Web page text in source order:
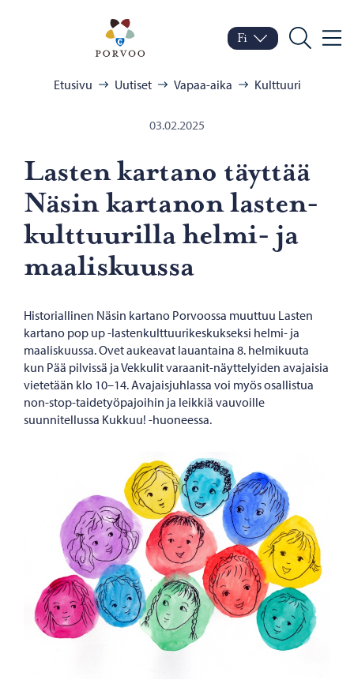
Porvoo – Siirry
Vaihda kieltä
Nykyinen kieli: Suomi
Fi
Hae
Etusivu Uutiset Vapaa-aika Kulttuuri
03.02.2025
Las­ten kar­ta­no täyt­tää
Näsin kar­ta­non las­ten­
kult­tuu­ril­la helmi-​ ja
maa­lis­kuus­sa
Historiallinen Näsin kartano Porvoossa muuttuu Lasten
kartano pop up -lastenkulttuurikeskukseksi helmi- ja
maaliskuussa. Ovet aukeavat lauantaina 8. helmikuuta
kun Pää pilvissä ja Vekkulit varaanit-näyttelyiden avajaisia
vietetään klo 10–14. Avajaisjuhlassa voi myös osallistua
non-stop-taidetyöpajoihin ja leikkiä vauvoille
suunnitellussa Kukkuu! -huoneessa.